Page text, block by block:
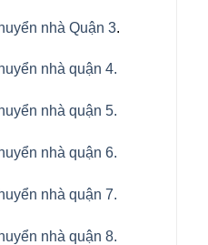
nhà Quận 3.
nhà quận 4.
nhà quận 5.
nhà quận 6.
nhà quận 7.
nhà quận 8.